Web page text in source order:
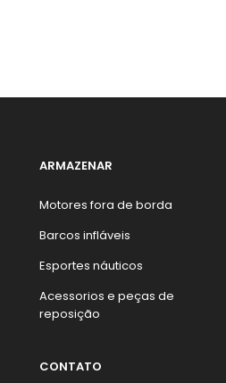
ARMAZENAR
Motores fora de borda
Barcos infláveis
Esportes náuticos
Acessorios e peças de
reposição
CONTATO